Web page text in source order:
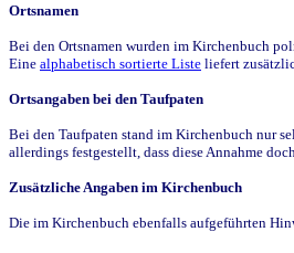
Ortsnamen
Bei den Ortsnamen wurden im Kirchenbuch
Eine alphabetisch sortierte Liste liefert
Ortsangaben bei den Taufpaten
Bei den Taufpaten stand im Kirchenbuch nur
allerdings festgestellt, dass diese Annahme
Zusätzliche Angaben im Kirchenbuch
Die im Kirchenbuch ebenfalls aufgeführten